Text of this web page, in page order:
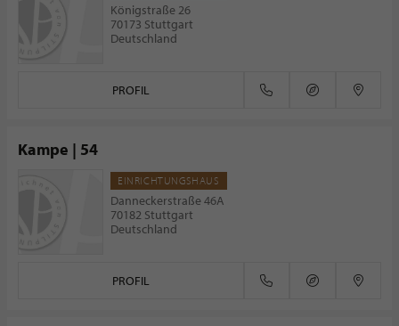
Königstraße 26
70173 Stuttgart
Deutschland
PROFIL
Kampe | 54
EINRICHTUNGSHAUS
Danneckerstraße 46A
70182 Stuttgart
Deutschland
PROFIL